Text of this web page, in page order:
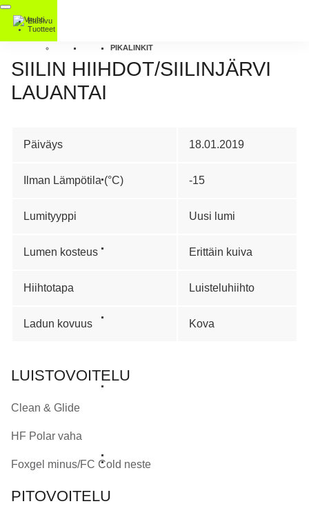
Etusivu
Tuotteet
PIKALINKIT
SIILIN HIIHDOT/SIILINJÄRVI
LAUANTAI
Päiväys 18.01.2019
Ilman Lämpötila (°C) -15
Lumityyppi Uusi lumi
Lumen kosteus Erittäin kuiva
Hiihtotapa Luisteluhiihto
Ladun kovuus Kova
LUISTOVOITELU
Clean & Glide
HF Polar vaha
Foxgel minus/FC Cold neste
PITOVOITELU